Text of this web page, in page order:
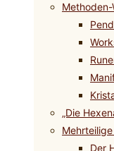
„Die
Der